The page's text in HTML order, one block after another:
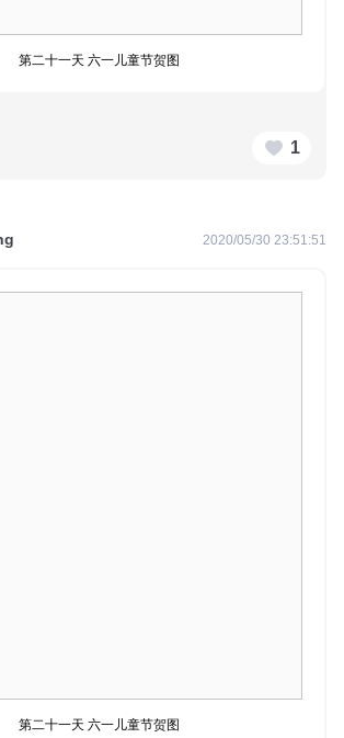
第二十一天 六一儿童节贺图
1
2020/05/30 23:51:51
第二十一天 六一儿童节贺图